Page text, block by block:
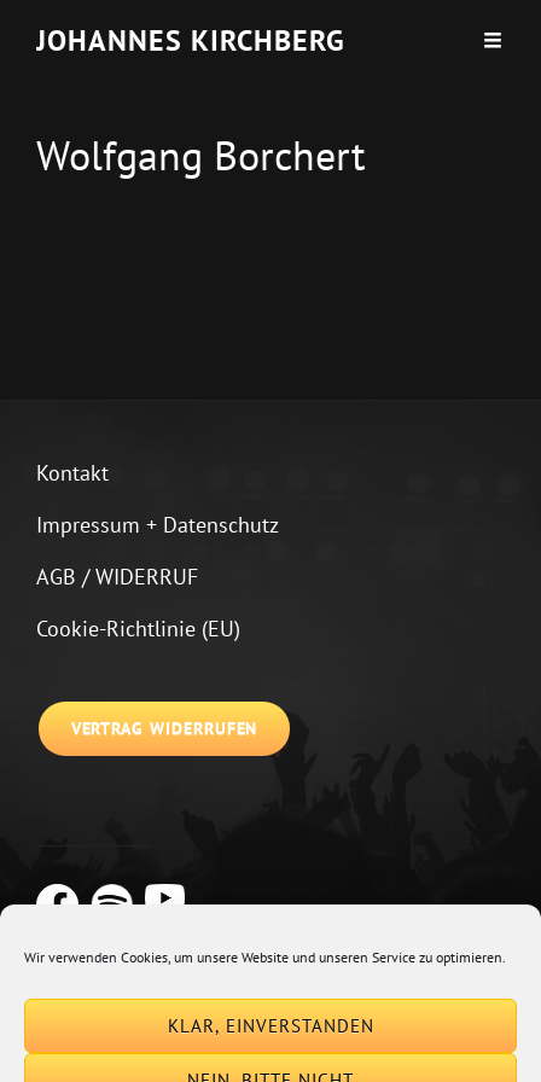
Wir verwenden Cookies, um unsere Website und unseren Service zu optimieren.
KLAR, EINVERSTANDEN
JOHANNES KIRCHBERG
Wolfgang Borchert
Kontakt
Impressum + Datenschutz
AGB / WIDERRUF
Cookie-Richtlinie (EU)
VERTRAG WIDERRUFEN
Euphony By Catch Themes